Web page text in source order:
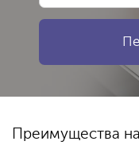
Преимущества